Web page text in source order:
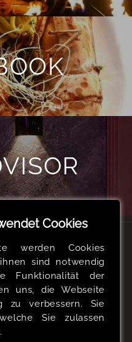
Cookies
werden Cookies
sind notwendig
Funktionalität der
uns, die Webseite
zu verbessern. Sie
Sie zulassen
SIE UNS